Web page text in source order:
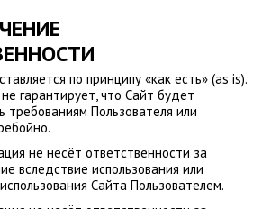
по принципу «как есть» (as is).
гарантирует, что Сайт будет
требованиям Пользователя или
не несёт ответственности за
вследствие использования или
Сайта Пользователем.